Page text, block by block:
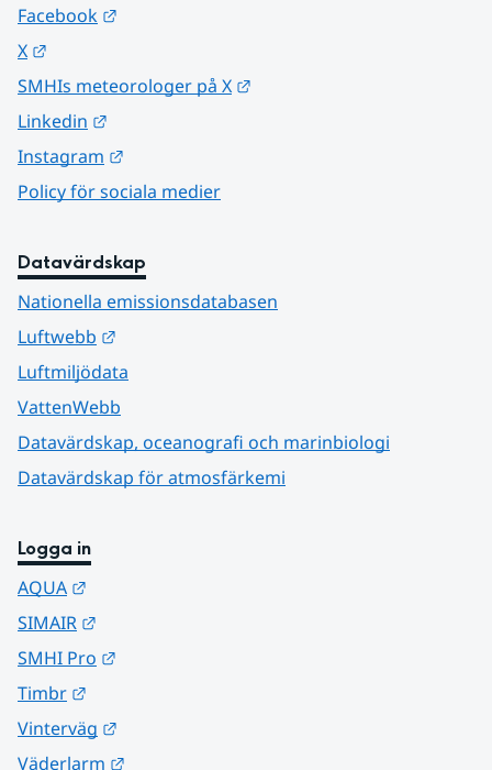
Facebook
X
SMHIs meteorologer på X
Linkedin
Instagram
Policy för sociala medier
Datavärdskap
Nationella emissionsdatabasen
Luftwebb
Luftmiljödata
VattenWebb
Datavärdskap, oceanografi och marinbiologi
Datavärdskap för atmosfärkemi
Logga in
AQUA
SIMAIR
SMHI Pro
Timbr
Vinterväg
Väderlarm